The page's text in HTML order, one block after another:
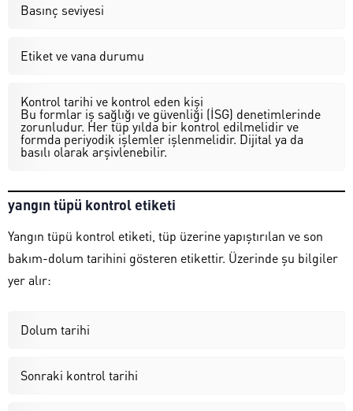
Basınç seviyesi
Etiket ve vana durumu
Kontrol tarihi ve kontrol eden kişi
Bu formlar iş sağlığı ve güvenliği (İSG) denetimlerinde
zorunludur. Her tüp yılda bir kontrol edilmelidir ve
formda periyodik işlemler işlenmelidir. Dijital ya da
basılı olarak arşivlenebilir.
yangın tüpü kontrol etiketi
Yangın tüpü kontrol etiketi, tüp üzerine yapıştırılan ve son
bakım-dolum tarihini gösteren etikettir. Üzerinde şu bilgiler
yer alır:
Dolum tarihi
Sonraki kontrol tarihi